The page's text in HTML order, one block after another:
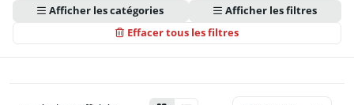
Afficher les catégories
Effacer tous les filtres
Afficher les filtres